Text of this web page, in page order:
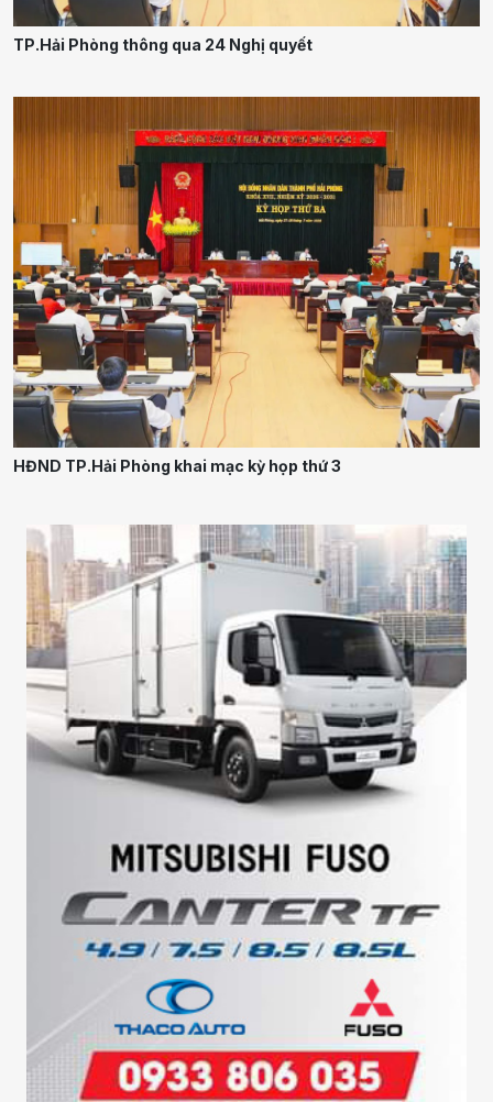
TP.Hải Phòng thông qua 24 Nghị quyết
HĐND TP.Hải Phòng khai mạc kỳ họp thứ 3